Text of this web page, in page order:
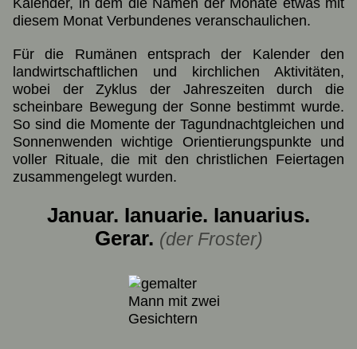
diesem Monat Verbundenes veranschaulichen.
Für die Rumänen entsprach der Kalender den
landwirtschaftlichen und kirchlichen Aktivitäten,
wobei der Zyklus der Jahreszeiten durch die
scheinbare Bewegung der Sonne bestimmt wurde.
So sind die Momente der Tagundnachtgleichen und
Sonnenwenden wichtige Orientierungspunkte und
voller Rituale, die mit den christlichen Feiertagen
zusammengelegt wurden.
Januar. Ianuarie. Ianuarius.
Gerar. (der Froster)